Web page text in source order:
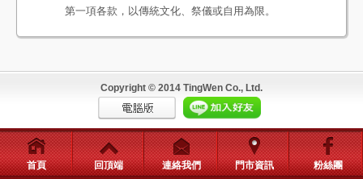
第一項各款，以傳統文化、祭儀或自用為限。
Copyright © 2014 TingWen Co., Ltd.
首頁 回頂端 連絡我們 門市資訊 粉絲團